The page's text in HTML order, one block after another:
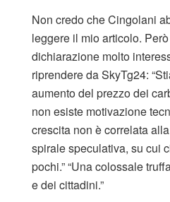
Non credo che Cingolani
leggere il mio articolo.
dichiarazione molto
riprendere da SkyTg24:
aumento del prezzo dei
non esiste motivazione
crescita non è correlata
spirale speculativa, su cui
pochi.” “Una colossale
e dei cittadini.”